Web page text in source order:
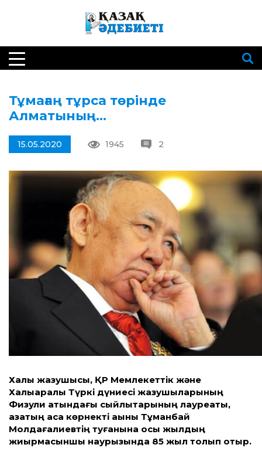
Тұмағаң тұрса төрінде
Алматының…
15.05.2020 1945 2
Халық жазушысы, ҚР Мемлекет­тік және
Халықаралық Түркі дүниесі жазушыларының
Физули атындағы сыйлықтарының лауреаты,
қазақтың аса көрнекті ақыны Тұманбай
Молдағалиевтің туғанына осы жылдың
жиырмасыншы наурызында 85 жыл толып отыр.